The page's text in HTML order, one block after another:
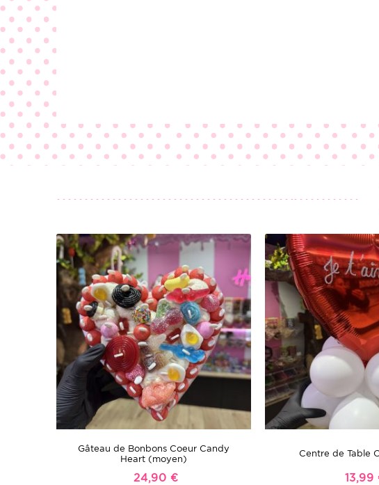
Gâteau de Bonbons Coeur Candy
Heart (moyen)
24,90 €
Centre de Table
13,99